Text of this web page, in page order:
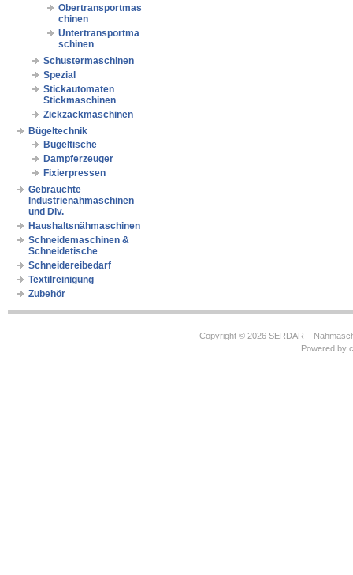
Obertransportmas
chinen
Untertransportma
schinen
Schustermaschinen
Spezial
Stickautomaten
Stickmaschinen
Zickzackmaschinen
Bügeltechnik
Bügeltische
Dampferzeuger
Fixierpressen
Gebrauchte
Industrienähmaschinen
und Div.
Haushaltsnähmaschinen
Schneidemaschinen &
Schneidetische
Schneidereibedarf
Textilreinigung
Zubehör
Copyright © 2026 SERDAR –
Powered by